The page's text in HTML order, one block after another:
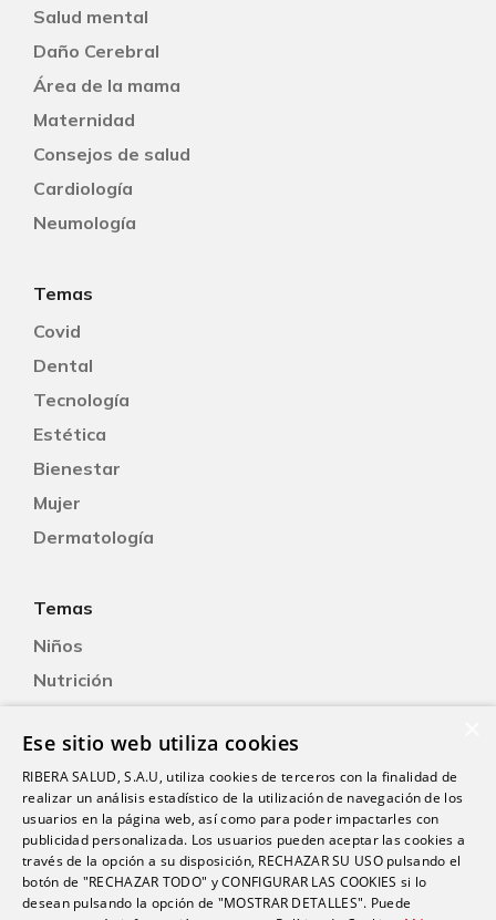
Salud mental
Daño Cerebral
Área de la mama
Maternidad
Consejos de salud
Cardiología
Neumología
Temas
Covid
Dental
Tecnología
Estética
Bienestar
Mujer
Dermatología
Temas
Niños
Nutrición
Oftalmología
Otorrinolaringología
Oncología
Fisioterapia
Ese sitio web utiliza cookies
RIBERA SALUD, S.A.U, utiliza cookies de terceros con la finalidad de
realizar un análisis estadístico de la utilización de navegación de los
usuarios en la página web, así como para poder impactarles con
publicidad personalizada. Los usuarios pueden aceptar las cookies a
través de la opción a su disposición, RECHAZAR SU USO pulsando el
botón de "RECHAZAR TODO" y CONFIGURAR LAS COOKIES si lo
desean pulsando la opción de "MOSTRAR DETALLES". Puede